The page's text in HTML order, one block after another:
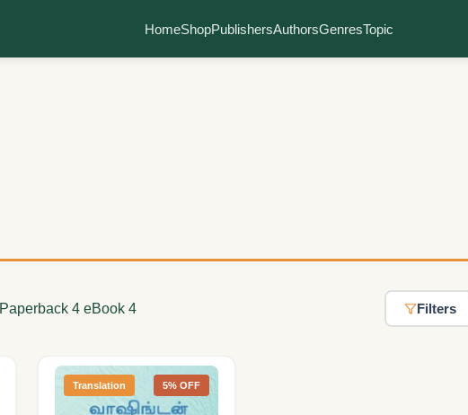
HomeShopPublishersAuthorsGenresTopic
Paperback 4 eBook 4 Filters
Translation 5% OFF